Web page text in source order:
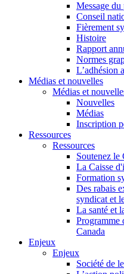
Message du
Conseil
Fièrement
Histoire
Rapport
Normes
L’adhésion
Médias et nouvelles
Médias et
Nouvelles
Médias
Inscription
Ressources
Ressources
Soutenez le
La Caisse
Formation
Des rabais
syndicat et
La santé et
Programme
Canada
Enjeux
Enjeux
Société de